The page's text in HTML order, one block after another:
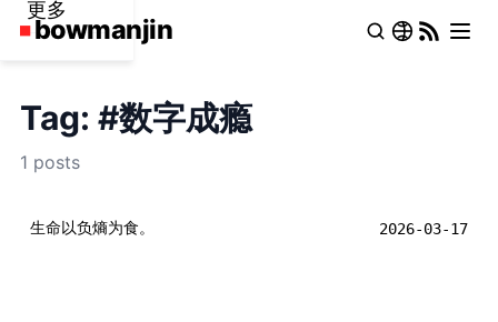
更多
Tag: #数字成瘾
1 posts
生命以负熵为食。 2026-03-17